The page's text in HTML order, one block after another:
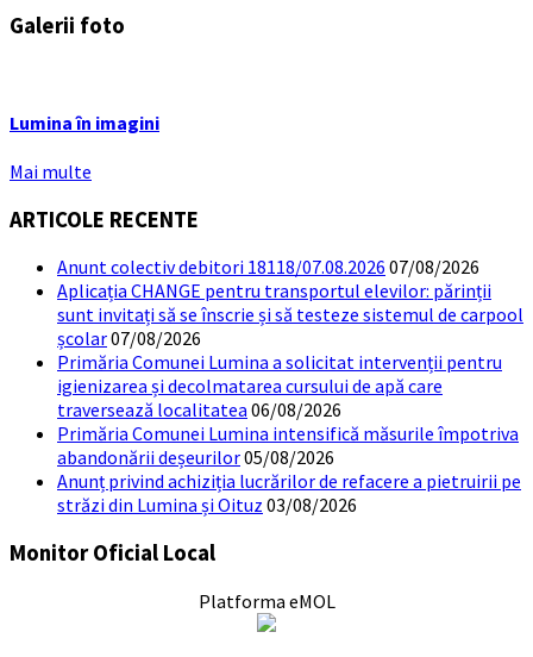
Galerii foto
Lumina în imagini
Mai multe
ARTICOLE RECENTE
Anunt colectiv debitori 18118/07.08.2026 07/08/2026
Aplicația CHANGE pentru transportul elevilor: părinții
sunt invitați să se înscrie și să testeze sistemul de carpool
școlar07/08/2026
Primăria Comunei Lumina a solicitat intervenții pentru
igienizarea și decolmatarea cursului de apă care
traversează localitatea 06/08/2026
Primăria Comunei Lumina intensifică măsurile împotriva
abandonării deșeurilor05/08/2026
Anunț privind achiziția lucrărilor de refacere a pietruirii pe
străzi din Lumina și Oituz 03/08/2026
Monitor Oficial Local
Platforma eMOL